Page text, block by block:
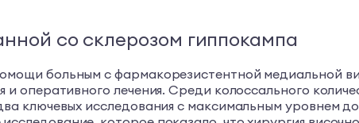
со склерозом гиппокампа
больным с фармакорезистентной медиальной
и оперативного лечения. Среди колоссального
ключевых исследования с максимальным уровнем